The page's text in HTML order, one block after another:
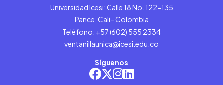
Universidad Icesi: Calle 18 No. 122-135
Pance, Cali - Colombia
Teléfono: +57 (602) 555 2334
ventanillaunica@icesi.edu.co
Síguenos